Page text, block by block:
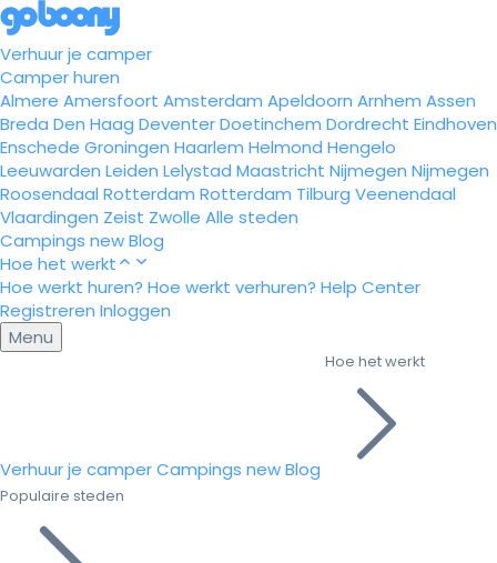
Verhuur je camper
Camper huren
Almere Amersfoort Amsterdam Apeldoorn Arnhem Assen
Breda Den Haag DeventerDoetinchem Dordrecht Eindhoven
Enschede Groningen Haarlem Helmond Hengelo
Leeuwarden Leiden Lelystad Maastricht Nijmegen Nijmegen
Roosendaal Rotterdam Rotterdam Tilburg Veenendaal
Vlaardingen Zeist Zwolle Alle steden
Campings newBlog
Hoe het werkt
Hoe werkt huren? Hoe werkt verhuren? Help Center
Registreren Inloggen
Menu
Verhuur je camperCampings newBlog
Hoe het werkt
Populaire steden